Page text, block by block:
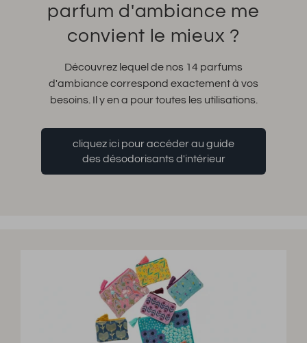
parfum d'ambiance me
convient le mieux ?
Découvrez lequel de nos 14 parfums
d'ambiance correspond exactement à vos
besoins. Il y en a pour toutes les utilisations.
cliquez ici pour accéder au guide
des désodorisants d'intérieur